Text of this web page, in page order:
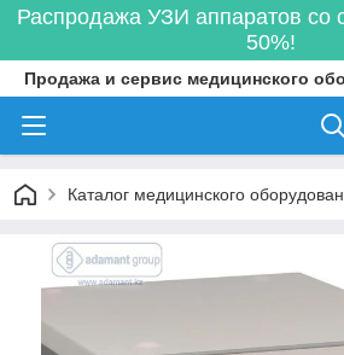
Распродажа УЗИ аппаратов со
50%!
Продажа и сервис медицинского
Каталог медицинского